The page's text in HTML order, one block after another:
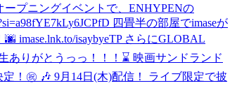
ープニングイベントで、ENHYPENの
四畳半の部屋でimaseが
imase.lnk.to/isaybyeTP さらにGLOBAL
ありがとうっっ！！！⌛️ 映画サンドランド
！㊗️ 🎶 9月14日(木)配信！ ライブ限定で披